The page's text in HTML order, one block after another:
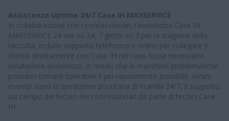
Assistenza Uptime 24/7 Case IH MAXSERVICE
In collaborazione con i concessionari, l'assistenza Case IH
MAXSERVICE 24 ore su 24, 7 giorni su 7 per la stagione della
raccolta, include supporto telefonico e online per collegare il
cliente direttamente con Case IH nel caso fosse necessaria
un’ulteriore assistenza, in modo che le macchine problematiche
possano tornare operative il più rapidamente possibile. Alcuni
esempi sono la spedizione prioritaria di ricambi 24/7, il supporto
sul campo dei tecnici dei concessionari da parte di tecnici Case
IH.